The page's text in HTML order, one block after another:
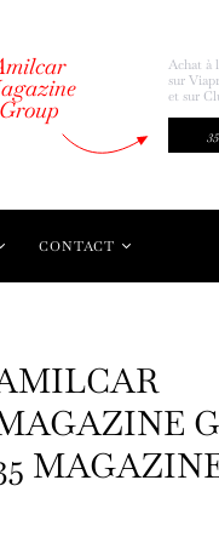
Group
Achat à
sur
et sur
CONTACT